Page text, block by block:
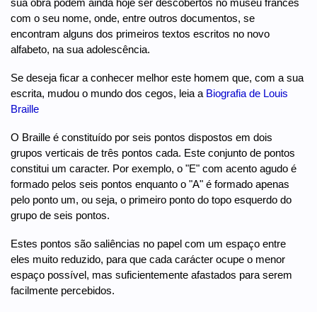
sua obra podem ainda hoje ser descobertos no museu francês
com o seu nome, onde, entre outros documentos, se
encontram alguns dos primeiros textos escritos no novo
alfabeto, na sua adolescência.
Se deseja ficar a conhecer melhor este homem que, com a sua
escrita, mudou o mundo dos cegos, leia a Biografia de Louis
Braille
O Braille é constituído por seis pontos dispostos em dois
grupos verticais de três pontos cada. Este conjunto de pontos
constitui um caracter. Por exemplo, o "E" com acento agudo é
formado pelos seis pontos enquanto o "A" é formado apenas
pelo ponto um, ou seja, o primeiro ponto do topo esquerdo do
grupo de seis pontos.
Estes pontos são saliências no papel com um espaço entre
eles muito reduzido, para que cada carácter ocupe o menor
espaço possível, mas suficientemente afastados para serem
facilmente percebidos.